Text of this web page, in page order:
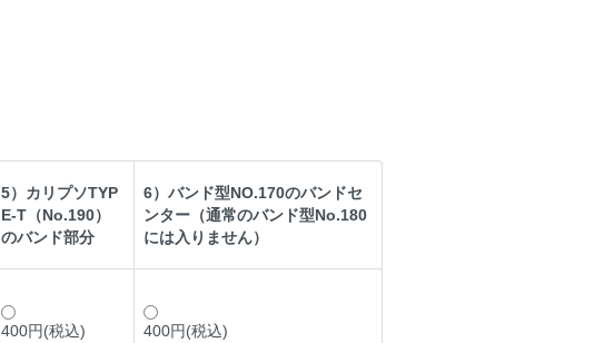
5）カリプソTYP
E-T（No.190）
のバンド部分
6）バンド型NO.170のバンドセ
ンター（通常のバンド型No.180
には入りません）
400円(税込) 400円(税込)